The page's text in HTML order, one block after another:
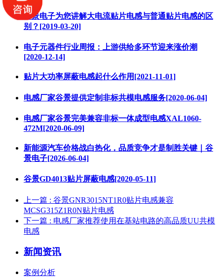
谷景电子为您讲解大电流贴片电感与普通贴片电感的区
别？[2019-03-20]
电子元器件行业周报：上游供给多环节迎来涨价潮
[2020-12-14]
贴片大功率屏蔽电感起什么作用[2021-11-01]
电感厂家谷景提供定制非标共模电感服务[2020-06-04]
电感厂家谷景完美兼容非标一体成型电感XAL1060-
472M[2020-06-09]
新能源汽车价格战白热化，品质竞争才是制胜关键｜谷
景电子[2026-06-04]
谷景GD4013贴片屏蔽电感[2020-05-11]
上一篇 : 谷景GNR3015NT1R0贴片电感兼容
MCSG315Z1R0N贴片电感
下一篇 : 电感厂家推荐使用在基站电路的高品质UU共模
电感
新闻资讯
案例分析